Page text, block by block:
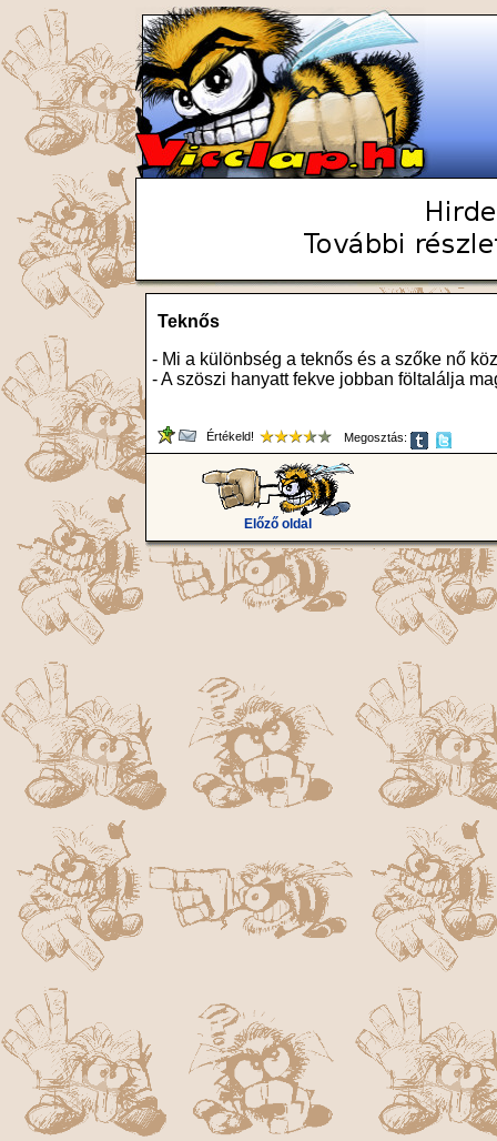
Teknős
- Mi a különbség a teknős és a szőke nő
- A szöszi hanyatt fekve jobban föltalálja
Értékeld! Megosztás:
Előző oldal